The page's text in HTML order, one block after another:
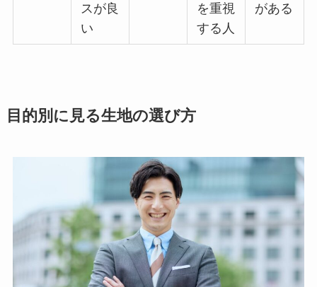
スが良
い
を重視
する人
がある
目的別に見る生地の選び方